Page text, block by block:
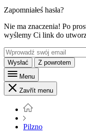
Zapomniałeś hasła?
Nie ma znaczenia! Po
wyślemy Ci link do
Wysłać
Z powrotem
Menu
Zavřít menu
Pilzno